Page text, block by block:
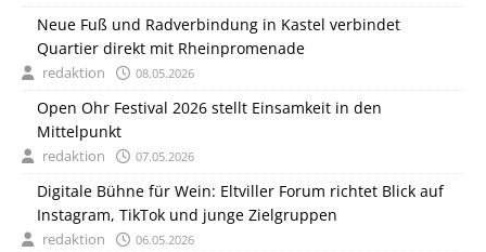
Neue Fuß und Radverbindung in Kastel verbindet
Quartier direkt mit Rheinpromenade
redaktion 08.05.2026
Open Ohr Festival 2026 stellt Einsamkeit in den
Mittelpunkt
redaktion 07.05.2026
Digitale Bühne für Wein: Eltviller Forum richtet Blick auf
Instagram, TikTok und junge Zielgruppen
redaktion 06.05.2026